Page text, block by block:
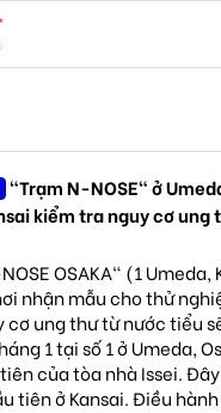
"Trạm N-NOSE" ở
kiểm tra nguy cơ ung
OSAKA" (1
nhận mẫu cho thử
cơ ung thư từ nước tiểu
1 tại số 1 ở Umeda,
của tòa nhà Issei.
tiên ở Kansai. Điều